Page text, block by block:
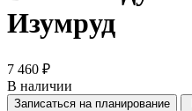
Изумруд
7 460 ₽
В наличии
Записаться на планирование